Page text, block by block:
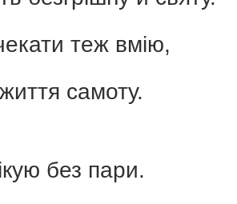
теж вмію,
самоту.
без пари.